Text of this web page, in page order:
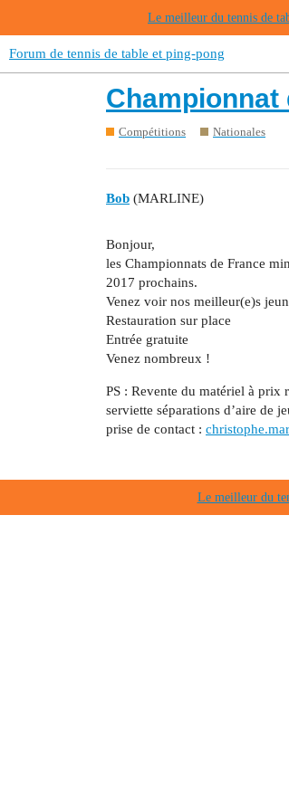
Le meilleur du tennis de
Forum de tennis de table et ping-pong
Compétitions Nationales
Bob (MARLINE)
Bonjour,
les Championnats de France
2017 prochains.
Venez voir nos meilleur(e)s
Restauration sur place
Entrée gratuite
Venez nombreux !
PS : Revente du matériel à prix
serviette séparations d’aire de
prise de contact :
Le meilleur du